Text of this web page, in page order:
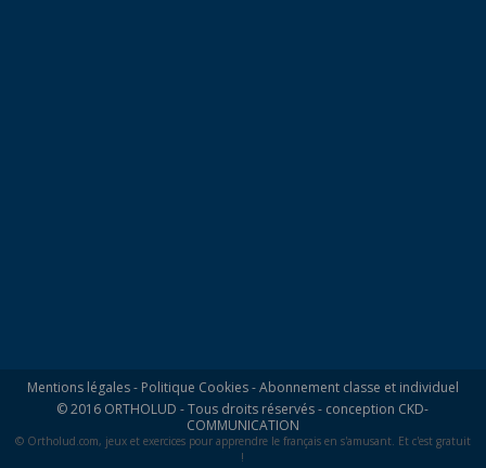
Mentions légales- Politique Cookies-Abonnement classe et individuel
© 2016 ORTHOLUD - Tous droits réservés - conception CKD-
COMMUNICATION
© Ortholud.com, jeux et exercices pour apprendre le français en s'amusant. Et c'est gratuit
!